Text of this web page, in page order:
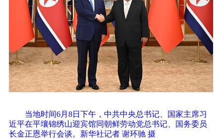
当地时间6月8日下午，中共中央总书记、国家主席习
近平在平壤锦绣山迎宾馆同朝鲜劳动党总书记、国务委员
长金正恩举行会谈。新华社记者 谢环驰 摄